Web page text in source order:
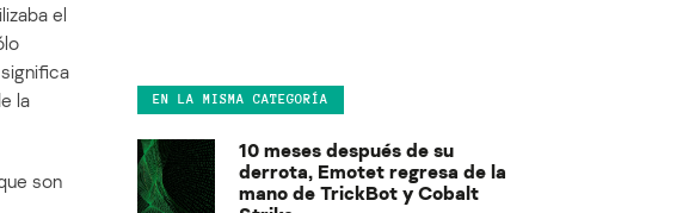
el
la
son
EN LA MISMA CATEGORÍA
10 meses después de su
derrota, Emotet regresa de la
mano de TrickBot y Cobalt